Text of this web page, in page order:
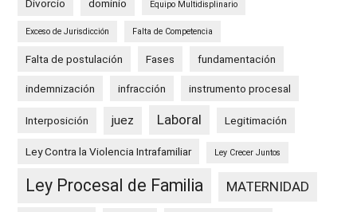
Divorcio dominio Equipo Multidisplinario
Exceso de Jurisdicción Falta de Competencia
Falta de postulación Fases fundamentación
indemnización infracción instrumento procesal
Interposición juez Laboral Legitimación
Ley Contra la Violencia Intrafamiliar Ley Crecer Juntos
Ley Procesal de Familia MATERNIDAD